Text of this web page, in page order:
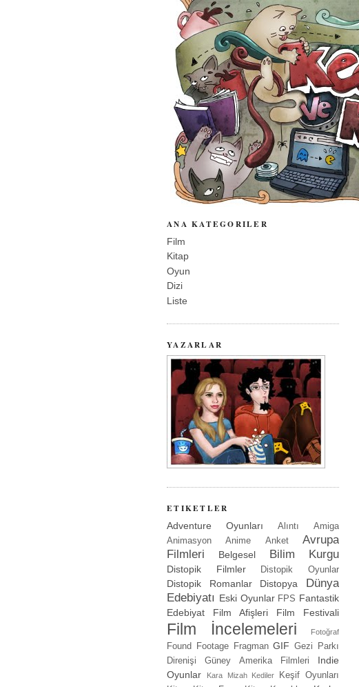
ANA KATEGORILER
Film
Kitap
Oyun
Dizi
Liste
YAZARLAR
ETIKETLER
Adventure Oyunları Alıntı
Amiga
Animasyon
Anime Anket
Avrupa
Filmleri
Belgesel Bilim Kurgu
Distopik Filmler Distopik Oyunlar
Distopik Romanlar Distopya
Dünya
Edebiyatı Eski Oyunlar FPS Fantastik
Edebiyat
Film Afişleri Film Festivali
Film İncelemeleri Fotoğraf
Found Footage Fragman GIF Gezi Parkı
Direnişi
Güney Amerika Filmleri
Indie
Oyunlar
Kara Mizah Kediler
Keşif Oyunları